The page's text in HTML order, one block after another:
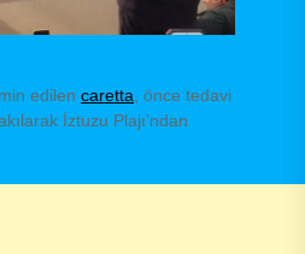
edilen caretta, önce tedavi
İztuzu Plajı’ndan